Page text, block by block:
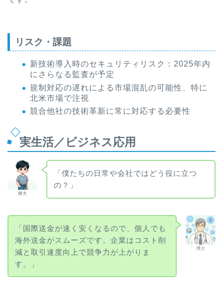
リスク・課題
新技術導入時のセキュリティリスク：2025年内
にさらなる監査が予定
規制対応の遅れによる市場混乱の可能性、特に
北米市場で注視
競合他社の技術革新に常に対応する必要性
実生活／ビジネス応用
健太
「僕たちの日常や会社ではどう役に立つ
の？」
博士
「国際送金が速く安くなるので、個人でも
海外送金がスムーズです。企業はコスト削
減と取引速度向上で競争力が上がりま
す。」